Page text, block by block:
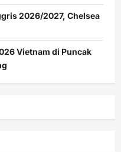
2026/2027, Chelsea
Vietnam di Puncak